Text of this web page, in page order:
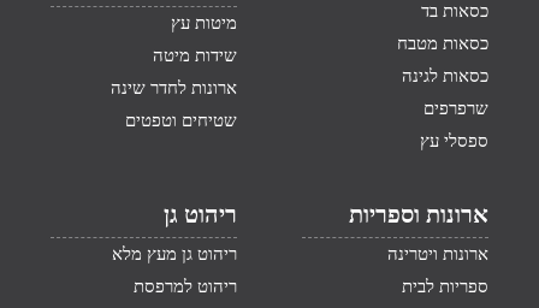
כסאות בד
כסאות מטבח
כסאות לגינה
שרפרפים
ספסלי עץ
מיטות עץ
שידות מיטה
ארונות לחדר שינה
שטיחים וטפטים
ארונות וספריות
ארונות ויטרינה
ספריות לבית
ריהוט גן
ריהוט גן מעץ מלא
ריהוט למרפסת